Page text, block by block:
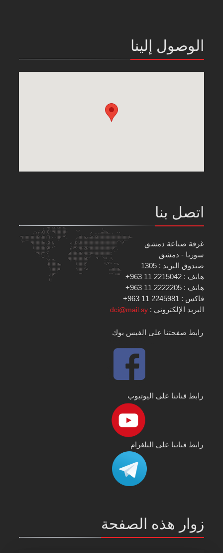
الوصول إلينا
اتصل بنا
غرفة صناعة دمشق
سوريا - دمشق
صندوق البريد : 1305
هاتف : 2215042 11 963+
هاتف : 2222205 11 963+
فاكس : 2245981 11 963+
البريد الإلكتروني :dci@mail.sy
رابط صفحتنا على الفيس بوك
رابط قناتنا على اليوتيوب
رابط قناتنا على التلغرام
زوار هذه الصفحة